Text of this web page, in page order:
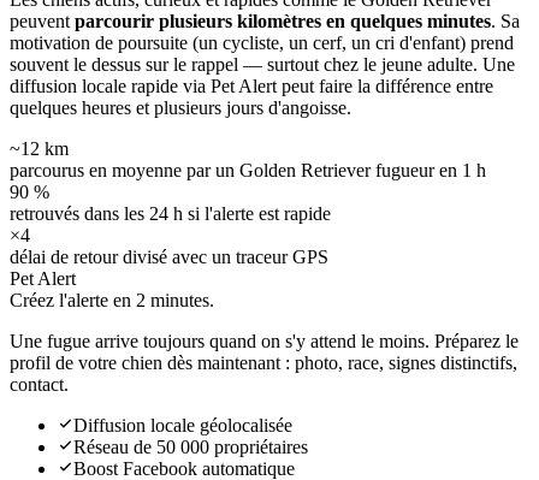
peuvent parcourir plusieurs kilomètres en quelques minutes. Sa
motivation de poursuite (un cycliste, un cerf, un cri d'enfant) prend
souvent le dessus sur le rappel — surtout chez le jeune adulte. Une
diffusion locale rapide via Pet Alert peut faire la différence entre
quelques heures et plusieurs jours d'angoisse.
~12 km
parcourus en moyenne par un Golden Retriever fugueur en 1 h
90 %
retrouvés dans les 24 h si l'alerte est rapide
×4
délai de retour divisé avec un traceur GPS
Pet Alert
Créez l'alerte en 2 minutes.
Une fugue arrive toujours quand on s'y attend le moins. Préparez le
profil de votre chien dès maintenant : photo, race, signes distinctifs,
contact.
Diffusion locale géolocalisée
Réseau de 50 000 propriétaires
Boost Facebook automatique